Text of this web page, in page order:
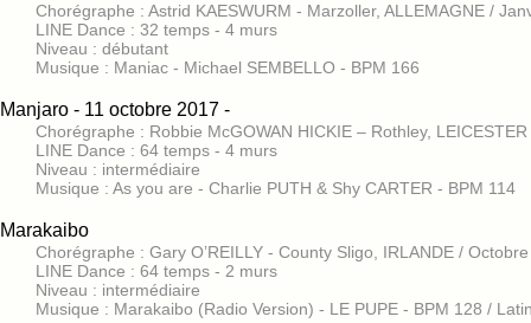
Chorégraphe : Astrid KAESWURM - Marzoller, ALLEMAGNE /
LINE Dance : 32 temps - 4 murs
Niveau : débutant
Musique : Maniac - Michael SEMBELLO - BPM 166
Manjaro - 11 octobre 2017 -
Chorégraphe : Robbie McGOWAN HICKIE – Rothley,
LINE Dance : 64 temps - 4 murs
Niveau : intermédiaire
Musique : As you are - Charlie PUTH & Shy CARTER - BPM 114
Marakaibo
Chorégraphe : Gary O’REILLY - County Sligo, IRLANDE /
LINE Dance : 64 temps - 2 murs
Niveau : intermédiaire
Musique : Marakaibo (Radio Version) - LE PUPE - BPM 128 /